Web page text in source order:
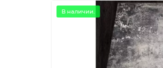
В наличии.